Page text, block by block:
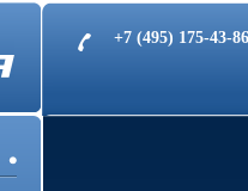
+7 (495) 175-43-